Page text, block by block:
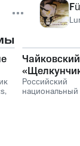
,
Чайковский
Российский
национальный